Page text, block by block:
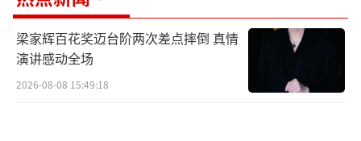
梁家辉百花奖迈台阶两次差点摔倒 真情
演讲感动全场
2026-08-08 15:49:18